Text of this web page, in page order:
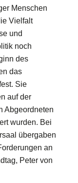
Menschen
Vielfalt
und
noch
des
das
Sie
auf der
Abgeordneten
wurden. Bei
übergaben
an
Peter von